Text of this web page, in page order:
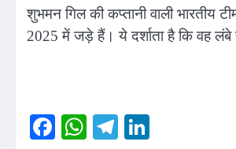
शुभमन गिल की कप्तानी वाली
2025 में जड़े हैं। ये दर्शाता है कि वह
Facebook
WhatsApp
Telegram